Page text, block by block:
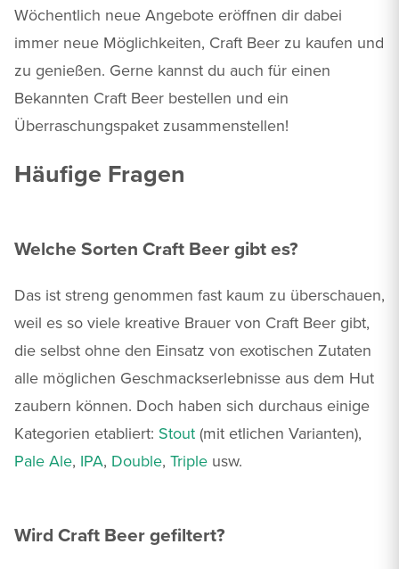
Wöchentlich neue Angebote eröffnen dir dabei
immer neue Möglichkeiten, Craft Beer zu kaufen und
zu genießen. Gerne kannst du auch für einen
Bekannten Craft Beer bestellen und ein
Überraschungspaket zusammenstellen!
Häufige Fragen
Welche Sorten Craft Beer gibt es?
Das ist streng genommen fast kaum zu überschauen,
weil es so viele kreative Brauer von Craft Beer gibt,
die selbst ohne den Einsatz von exotischen Zutaten
alle möglichen Geschmackserlebnisse aus dem Hut
zaubern können. Doch haben sich durchaus einige
Kategorien etabliert: Stout (mit etlichen Varianten),
Pale Ale, IPA, Double, Triple usw.
Wird Craft Beer gefiltert?